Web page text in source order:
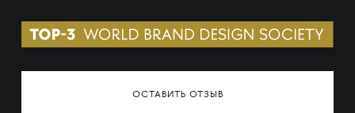
ОСТАВИТЬ ОТЗЫВ